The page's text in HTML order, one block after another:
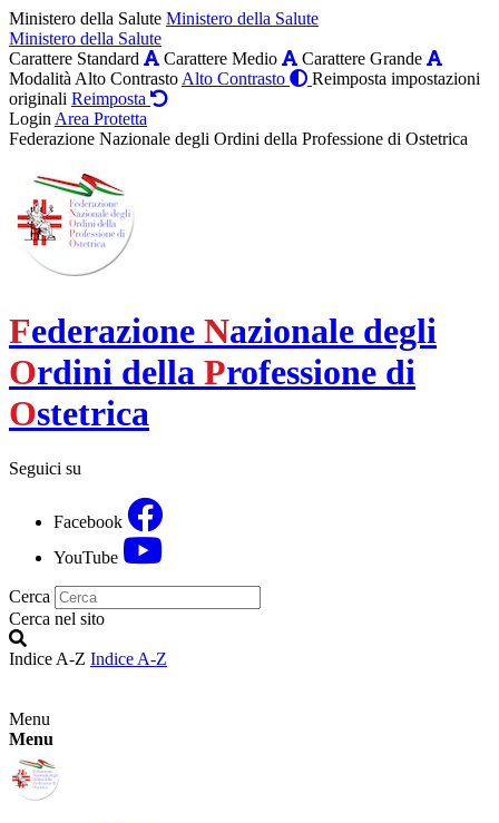
Ministero della Salute Ministero della Salute
Ministero della Salute
Carattere Standard
Carattere Medio
Carattere Grande
Modalità Alto Contrasto Alto Contrasto
Reimposta impostazioni
originali Reimposta
Login Area Protetta
Federazione Nazionale degli Ordini della Professione di Ostetrica
Federazione Nazionale degli
Ordini della Professione di
Ostetrica
Seguici su
Facebook
YouTube
Cerca
Cerca nel sito
Indice A-Z Indice A-Z
Menu
Menu